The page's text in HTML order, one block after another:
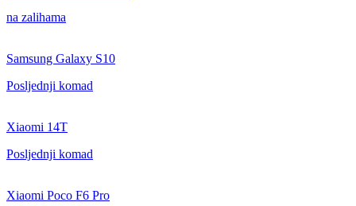
na zalihama
Samsung Galaxy S10
Posljednji komad
Xiaomi 14T
Posljednji komad
Xiaomi Poco F6 Pro